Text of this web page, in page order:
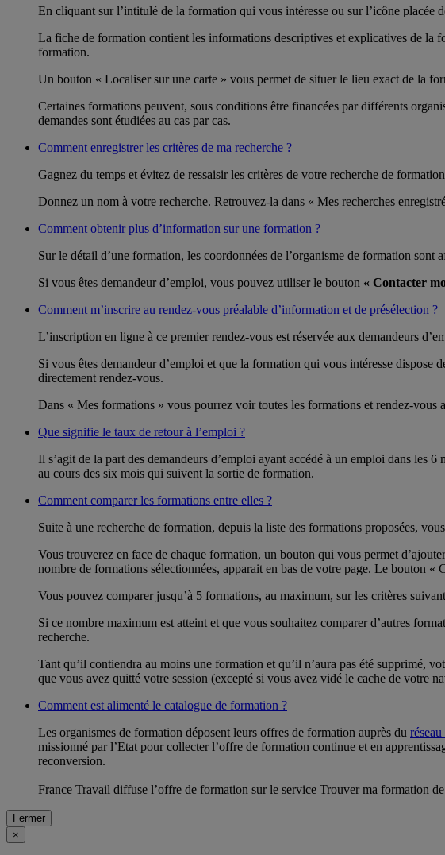
En cliquant sur l’intitulé de la formation qui vous intéresse ou sur l’icône placée
La fiche de formation contient les informations descriptives et explicatives de la
formation.
Un bouton « Localiser sur une carte » vous permet de situer le lieu exact de la
Certaines formations peuvent, sous conditions être financées par différents
demandes sont étudiées au cas par cas.
Comment enregistrer les critères de ma recherche ?
Gagnez du temps et évitez de ressaisir les critères de votre recherche de
Donnez un nom à votre recherche. Retrouvez-la dans « Mes recherches
Comment obtenir plus d’information sur une formation ?
Sur le détail d’une formation, les coordonnées de l’organisme de formation sont
Si vous êtes demandeur d’emploi, vous pouvez utiliser le bouton « Contacter
Comment m’inscrire au rendez-vous préalable d’information et de présélection ?
L’inscription en ligne à ce premier rendez-vous est réservée aux demandeurs
Si vous êtes demandeur d’emploi et que la formation qui vous intéresse
directement rendez-vous.
Dans « Mes formations » vous pourrez voir toutes les formations et rendez-vous
Que signifie le taux de retour à l’emploi ?
Il s’agit de la part des demandeurs d’emploi ayant accédé à un emploi dans les
au cours des six mois qui suivent la sortie de formation.
Comment comparer les formations entre elles ?
Suite à une recherche de formation, depuis la liste des formations proposées,
Vous trouverez en face de chaque formation, un bouton qui vous permet
nombre de formations sélectionnées, apparait en bas de votre page. Le bouton
Vous pouvez comparer jusqu’à 5 formations, au maximum, sur les critères
Si ce nombre maximum est atteint et que vous souhaitez comparer d’autres
recherche.
Tant qu’il contiendra au moins une formation et qu’il n’aura pas été supprimé,
que vous avez quitté votre session (excepté si vous avez vidé le cache de votre
Comment est alimenté le catalogue de formation ?
Les organismes de formation déposent leurs offres de formation auprès du
missionné par l’Etat pour collecter l’offre de formation continue et en
reconversion.
France Travail diffuse l’offre de formation sur le service Trouver ma formation
Fermer
×